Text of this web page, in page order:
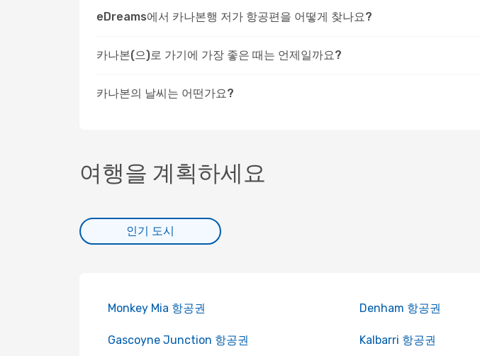
eDreams에서 카나본행 저가 항공편을 어떻게 찾나요?
카나본(으)로 가기에 가장 좋은 때는 언제일까요?
카나본의 날씨는 어떤가요?
여행을 계획하세요
인기 도시
Monkey Mia 항공권 Denham 항공권
Gascoyne Junction 항공권 Kalbarri 항공권